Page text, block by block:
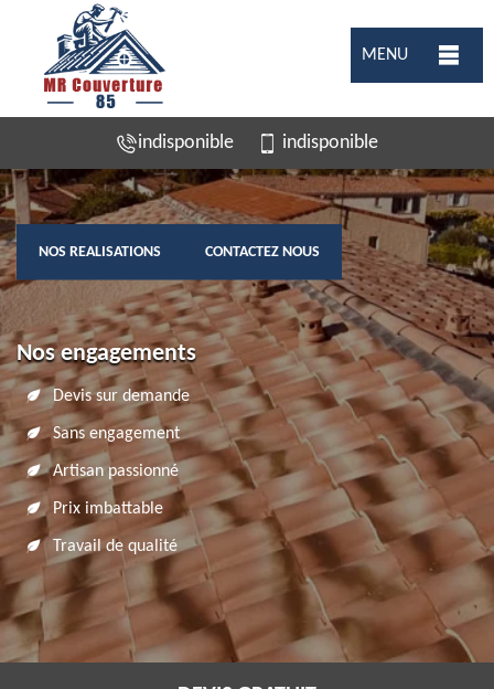
MENU
indisponible indisponible
NOS REALISATIONS CONTACTEZ NOUS
Nos engagements
Devis sur demande
Sans engagement
Artisan passionné
Prix imbattable
Travail de qualité